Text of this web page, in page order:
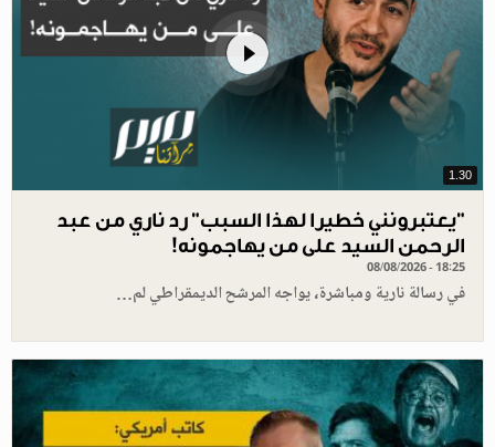
1.30
"يعتبرونني خطيرا لهذا السبب" رد ناري من عبد
الرحمن السيد على من يهاجمونه!
08/08/2026 - 18:25
في رسالة نارية ومباشرة، يواجه المرشح الديمقراطي لم…